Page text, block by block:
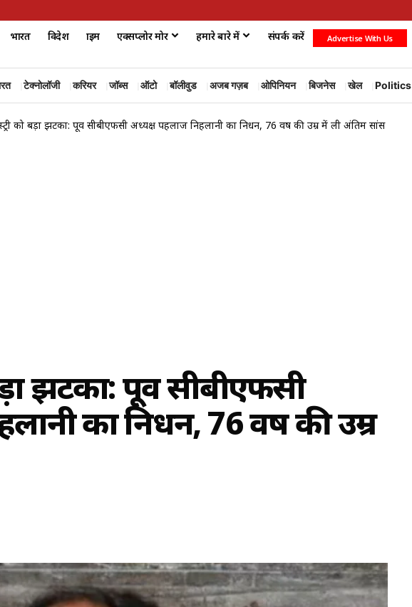
भारत विदेश क्राइम एक्सप्लोर मोर हमारे बारे में संपर्क करें Advertise With Us
टेक्नोलॉजी करियर जॉब्स ऑटो बॉलीवुड अजब गज़ब ओपिनियन बिजनेस खेल Politics
को बड़ा झटका: पूर्व सीबीएफसी अध्यक्ष पहलाज निहलानी का निधन, 76 वर्ष की उम्र में ली अंतिम सांस
झटका: पूर्व सीबीएफसी
का निधन, 76 वर्ष की उम्र